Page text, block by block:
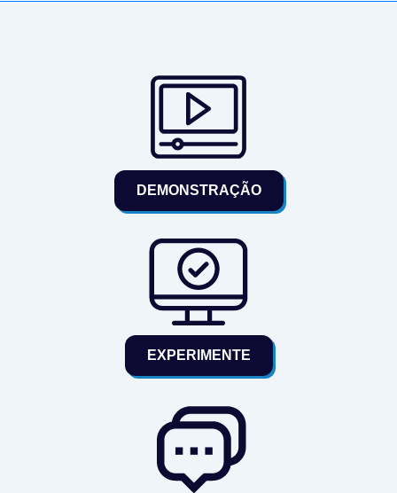
DEMONSTRAÇÃO
EXPERIMENTE